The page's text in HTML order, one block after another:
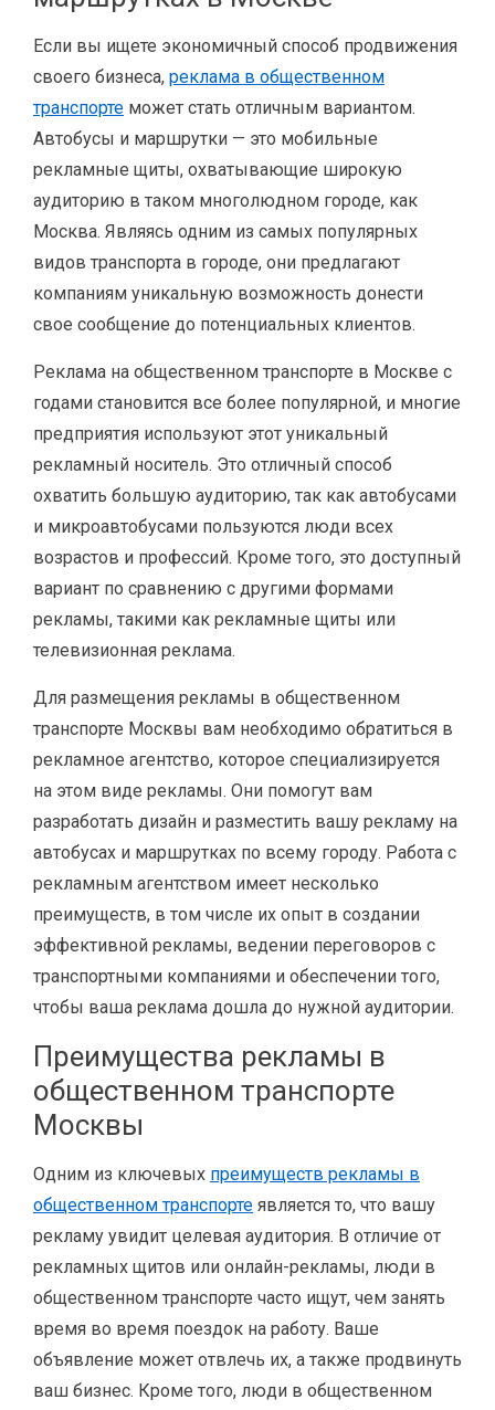
Если вы ищете экономичный способ продвижения
своего бизнеса, реклама в общественном
транспорте может стать отличным вариантом.
Автобусы и маршрутки — это мобильные
рекламные щиты, охватывающие широкую
аудиторию в таком многолюдном городе, как
Москва. Являясь одним из самых популярных
видов транспорта в городе, они предлагают
компаниям уникальную возможность донести
свое сообщение до потенциальных клиентов.
Реклама на общественном транспорте в Москве с
годами становится все более популярной, и многие
предприятия используют этот уникальный
рекламный носитель. Это отличный способ
охватить большую аудиторию, так как автобусами
и микроавтобусами пользуются люди всех
возрастов и профессий. Кроме того, это доступный
вариант по сравнению с другими формами
рекламы, такими как рекламные щиты или
телевизионная реклама.
Для размещения рекламы в общественном
транспорте Москвы вам необходимо обратиться в
рекламное агентство, которое специализируется
на этом виде рекламы. Они помогут вам
разработать дизайн и разместить вашу рекламу на
автобусах и маршрутках по всему городу. Работа с
рекламным агентством имеет несколько
преимуществ, в том числе их опыт в создании
эффективной рекламы, ведении переговоров с
транспортными компаниями и обеспечении того,
чтобы ваша реклама дошла до нужной аудитории.
Преимущества рекламы в
общественном транспорте
Москвы
Одним из ключевых преимуществ рекламы в
общественном транспорте является то, что вашу
рекламу увидит целевая аудитория. В отличие от
рекламных щитов или онлайн-рекламы, люди в
общественном транспорте часто ищут, чем занять
время во время поездок на работу. Ваше
объявление может отвлечь их, а также продвинуть
ваш бизнес. Кроме того, люди в общественном